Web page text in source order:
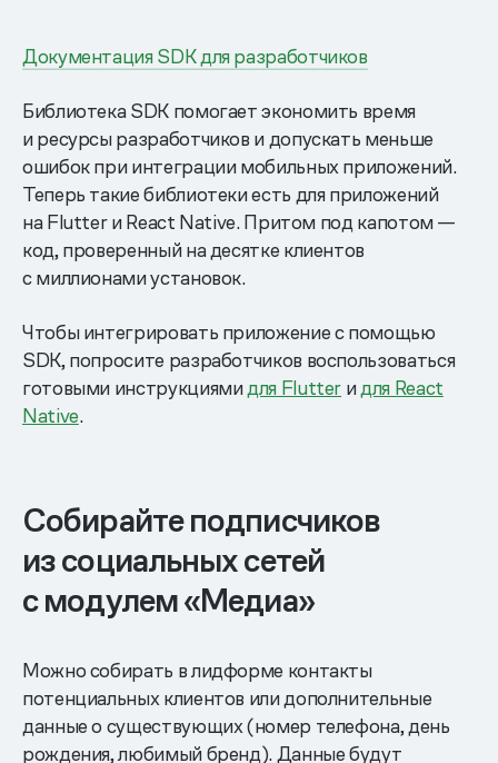
Документация SDK для разработчиков
Библиотека SDK помогает экономить время
и ресурсы разработчиков и допускать меньше
ошибок при интеграции мобильных приложений.
Теперь такие библиотеки есть для приложений
на Flutter и React Native. Притом под капотом —
код, проверенный на десятке клиентов
с миллионами установок.
Чтобы интегрировать приложение с помощью
SDK, попросите разработчиков воспользоваться
готовыми инструкциямидля Flutter идля React
Native.
Собирайте подписчиков
из социальных сетей
с модулем «Медиа»
Можно собирать в лидформе контакты
потенциальных клиентов или дополнительные
данные о существующих (номер телефона, день
рождения, любимый бренд). Данные будут